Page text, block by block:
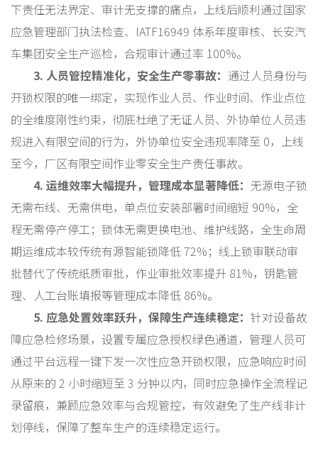
下责任无法界定、审计无支撑的痛点，上线后顺利通过国家
应急管理部门执法检查、IATF16949 体系年度审核、长安汽
车集团安全生产巡检，合规审计通过率 100%。
3. 人员管控精准化，安全生产零事故： 通过人员身份与
开锁权限的唯一绑定，实现作业人员、作业时间、作业点位
的全维度刚性约束，彻底杜绝了无证人员、外协单位人员违
规进入有限空间的行为，外协单位安全违规率降至 0，上线
至今，厂区有限空间作业零安全生产责任事故。
4. 运维效率大幅提升，管理成本显著降低： 无源电子锁
无需布线、无需供电，单点位安装部署时间缩短 90%，全
程无需停产停工；锁体无需更换电池、维护线路，全生命周
期运维成本较传统有源智能锁降低 72%；线上锁审联动审
批替代了传统纸质审批，作业审批效率提升 81%，钥匙管
理、人工台账填报等管理成本降低 86%。
5. 应急处置效率跃升，保障生产连续稳定： 针对设备故
障应急检修场景，设置专属应急授权绿色通道，管理人员可
通过平台远程一键下发一次性应急开锁权限，应急响应时间
从原来的 2 小时缩短至 3 分钟以内，同时应急操作全流程记
录留痕，兼顾应急效率与合规管控，有效避免了生产线非计
划停线，保障了整车生产的连续稳定运行。